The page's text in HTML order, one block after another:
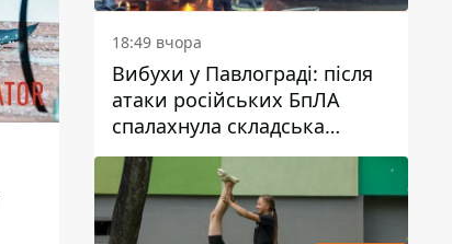
18:49 вчора
Вибухи у Павлограді: після
атаки російських БпЛА
спалахнула складська
будівля підприємства